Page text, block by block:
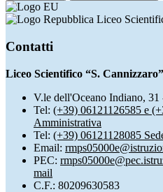
Liceo
Contatti
Liceo Scientifico “S. Cannizzaro”
V.le dell'Oceano Indiano, 31
Tel: (+39) 06121126585 e
Amministrativa
Tel: (+39) 06121128085
Email:
PEC:
mail
C.F.: 80209630583